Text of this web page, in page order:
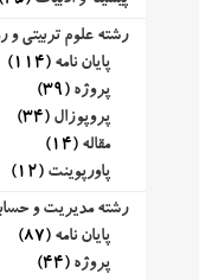
رشته علوم تربیتی و
پایان نامه (114)
پروژه (39)
پروپوزال (34)
مقاله (14)
پاورپوینت (12)
رشته مدیریت و
پایان نامه (87)
پروژه (44)